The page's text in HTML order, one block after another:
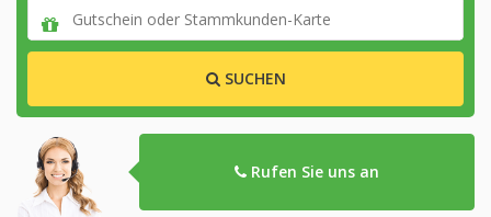
SUCHEN
Rufen Sie uns an